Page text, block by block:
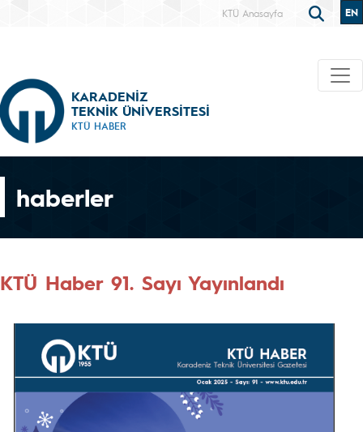
KTÜ Anasayfa EN
KARADENİZ
TEKNİK ÜNİVERSİTESİ
KTÜ HABER
haberler
KTÜ Haber 91. Sayı Yayınlandı